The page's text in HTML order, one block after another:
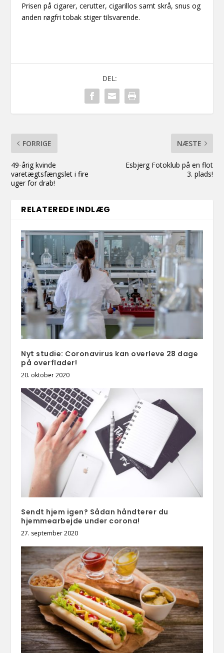
Prisen på cigarer, cerutter, cigarillos samt skrå, snus og
anden røgfri tobak stiger tilsvarende.
DEL:
FORRIGE
49-årig kvinde
varetægtsfængslet i fire
uger for drab!
NÆSTE
Esbjerg Fotoklub på en flot
3. plads!
RELATEREDE INDLÆG
Nyt studie: Coronavirus kan overleve 28 dage
på overflader!
20. oktober 2020
Sendt hjem igen? Sådan håndterer du
hjemmearbejde under corona!
27. september 2020